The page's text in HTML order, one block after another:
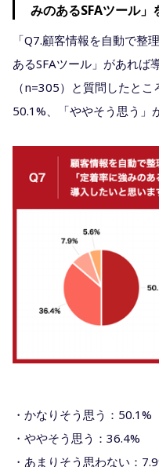
みのあるSFAツール」
「Q7.顧客情報を自動で整
あるSFAツール」があれば
（n=305）と質問したと
50.1%、「ややそう思う」
・かなりそう思う：50.1%
・ややそう思う：36.4%
・あまりそう思わない：